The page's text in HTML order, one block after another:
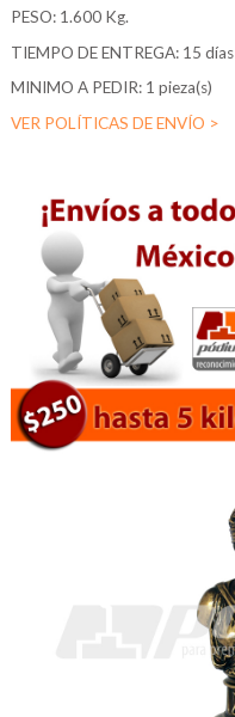
PESO: 1.600 Kg.
TIEMPO DE ENTREGA: 15 días
MINIMO A PEDIR: 1 pieza(s)
VER POLÍTICAS DE ENVÍO >